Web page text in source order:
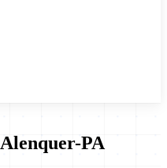
Alenquer-PA